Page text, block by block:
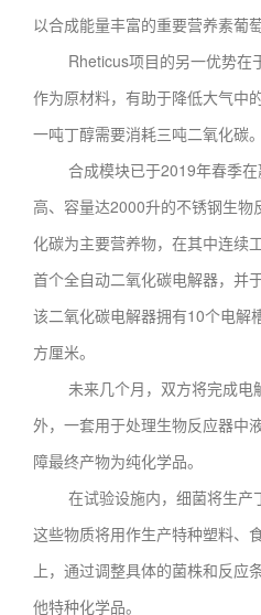
以合成能量丰富的重要营养素葡萄
Rheticus项目的另一优势在
作为原材料，有助于降低大气中
一吨丁醇需要消耗三吨二氧化碳。
合成模块已于2019年春季在
高、容量达2000升的不锈钢生
化碳为主要营养物，在其中连续
首个全自动二氧化碳电解器，并
该二氧化碳电解器拥有10个电解
方厘米。
未来几个月，双方将完成电
外，一套用于处理生物反应器中
障最终产物为纯化学品。
在试验设施内，细菌将生产丁
这些物质将用作生产特种塑料、
上，通过调整具体的菌株和反应
他特种化学品。